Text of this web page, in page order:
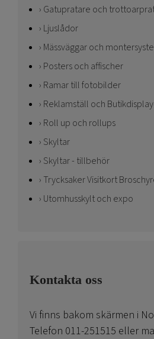
Gatupratare och
Ljuslådor
Mässväggar och
Posters och affischer
Ramar till fotobilder
Reklamställ och
Roll up och rollups
Skyltar
Skyltar - tillbehör
Trycksaker Visitkort
Utomhusskylt och expo
Kontakta oss
Vi finns bakom skärmen i
Telefon 011-251515 eller